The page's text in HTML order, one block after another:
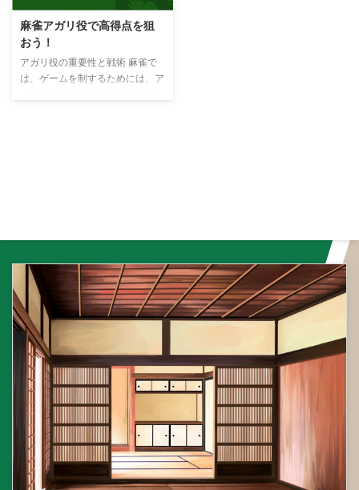
いため、役満の中でも難易度が高
いとされています。 注
意点：赤が入ると緑一色は成立し
ない 緑一色を狙う際は、赤色の
牌が入ると成立しないことに注意
麻雀アガリ役で高得点を狙
おう！
アガリ役の重要性と戦術 麻雀で
は、ゲームを制するためには、ア
ます。役にはいくつかの種類があ
います。役を獲得できない状態で
和了ると、チョンボ（違反）とな
ります。そのため、麻雀をプレイ
する際には、役の種類を理解し、
適 ...